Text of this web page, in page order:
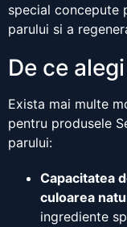
special concepute
parului si a
De ce
Exista mai multe
pentru produsele
parului:
Capacitatea
culoarea
ingrediente